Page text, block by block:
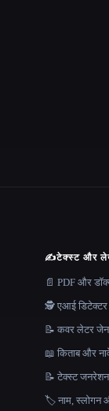
✍️टेक्स्ट और
📄 PDF और
🕵️ एआई डिटेक्टर
📝 कवर लेटर
📖 किताब और
📝 टेक्स्ट जनरेशन
🏷️ नाम, स्लोगन